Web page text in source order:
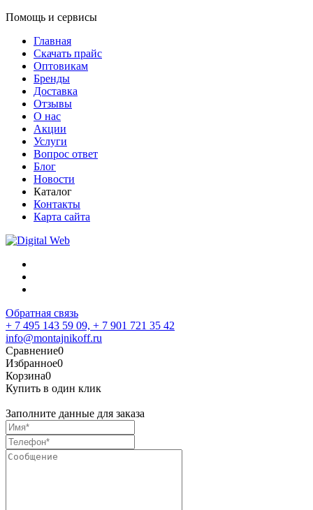
Помощь и сервисы
Главная
Скачать прайс
Оптовикам
Бренды
Доставка
Отзывы
О нас
Акции
Услуги
Вопрос ответ
Блог
Новости
Каталог
Контакты
Карта сайта
Обратная связь
+ 7 495 143 59 09, + 7 901 721 35 42
info@montajnikoff.ru
Сравнение0
Избранное0
Корзина0
Купить в один клик
Заполните данные для заказа